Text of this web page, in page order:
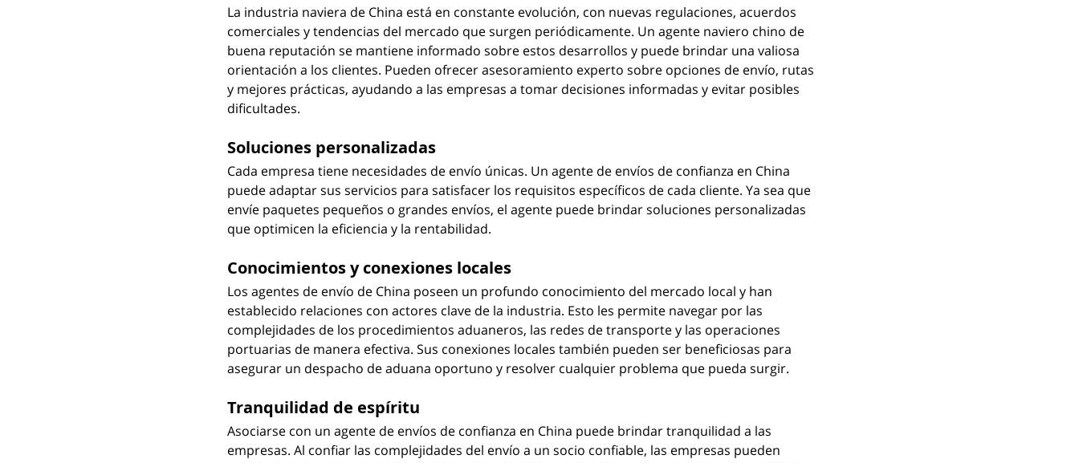
La industria naviera de China está en constante evolución, con nuevas regulaciones, acuerdos
comerciales y tendencias del mercado que surgen periódicamente. Un agente naviero chino de
buena reputación se mantiene informado sobre estos desarrollos y puede brindar una valiosa
orientación a los clientes. Pueden ofrecer asesoramiento experto sobre opciones de envío, rutas
y mejores prácticas, ayudando a las empresas a tomar decisiones informadas y evitar posibles
dificultades.
Soluciones personalizadas
Cada empresa tiene necesidades de envío únicas. Un agente de envíos de confianza en China
puede adaptar sus servicios para satisfacer los requisitos específicos de cada cliente. Ya sea que
envíe paquetes pequeños o grandes envíos, el agente puede brindar soluciones personalizadas
que optimicen la eficiencia y la rentabilidad.
Conocimientos y conexiones locales
Los agentes de envío de China poseen un profundo conocimiento del mercado local y han
establecido relaciones con actores clave de la industria. Esto les permite navegar por las
complejidades de los procedimientos aduaneros, las redes de transporte y las operaciones
portuarias de manera efectiva. Sus conexiones locales también pueden ser beneficiosas para
asegurar un despacho de aduana oportuno y resolver cualquier problema que pueda surgir.
Tranquilidad de espíritu
Asociarse con un agente de envíos de confianza en China puede brindar tranquilidad a las
empresas. Al confiar las complejidades del envío a un socio confiable, las empresas pueden